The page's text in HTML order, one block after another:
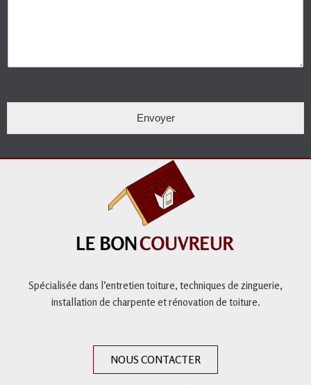
Envoyer
Spécialisée dans l’entretien toiture, techniques de zinguerie,
installation de charpente etrénovation de toiture.
NOUS CONTACTER